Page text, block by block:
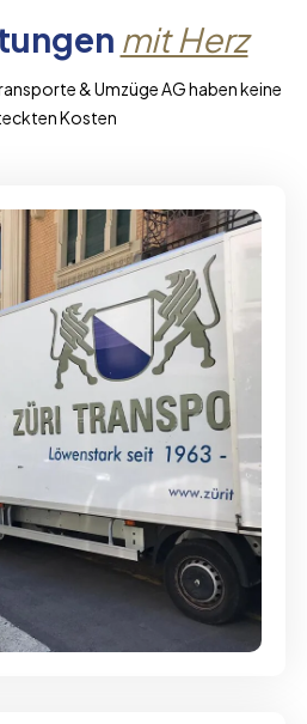
mit Herz
& Umzüge AG haben keine
Kosten
Privatumzüge